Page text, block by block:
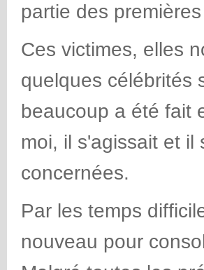
partie des
Ces victimes, elles
quelques célébrités
beaucoup a été fait
moi, il s'agissait et il
concernées.
Par les temps
nouveau pour